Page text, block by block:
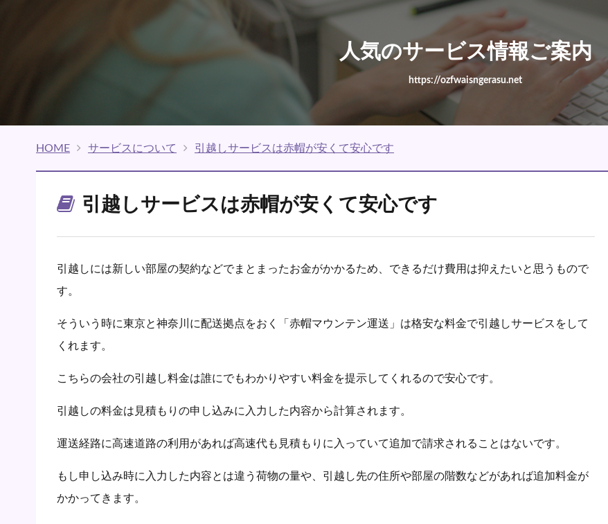
人気のサービス情報ご案内
https://ozfwaisngerasu.net
HOME サービスについて 引越しサービスは赤帽が安くて安心です
引越しサービスは赤帽が安くて安心です
引越しには新しい部屋の契約などでまとまったお金がかかるため、できるだけ費用は抑えたいと思うもので
す。
そういう時に東京と神奈川に配送拠点をおく「赤帽マウンテン運送」は格安な料金で引越しサービスをして
くれます。
こちらの会社の引越し料金は誰にでもわかりやすい料金を提示してくれるので安心です。
引越しの料金は見積もりの申し込みに入力した内容から計算されます。
運送経路に高速道路の利用があれば高速代も見積もりに入っていて追加で請求されることはないです。
もし申し込み時に入力した内容とは違う荷物の量や、引越し先の住所や部屋の階数などがあれば追加料金が
かかってきます。